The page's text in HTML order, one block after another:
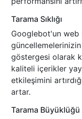
Tarama Sıklığı
Googlebot'un web
göstergesi olarak
kaliteli içerikler
etkileşimini
artar.
Tarama Büyüklüğü